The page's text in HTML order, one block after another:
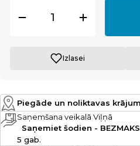
Izlasei
Piegāde un noliktavas
Saņemšana veikalā Viļņā
Saņemiet šodien -
5 gab.